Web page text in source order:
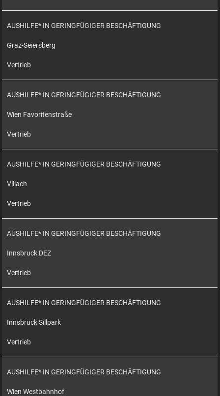
AUSHILFE* IN GERINGFÜGIGER BESCHÄFTIGUNG
Graz-Seiersberg
Vertrieb
AUSHILFE* IN GERINGFÜGIGER BESCHÄFTIGUNG
Wien Favoritenstraße
Vertrieb
AUSHILFE* IN GERINGFÜGIGER BESCHÄFTIGUNG
Villach
Vertrieb
AUSHILFE* IN GERINGFÜGIGER BESCHÄFTIGUNG
Innsbruck DEZ
Vertrieb
AUSHILFE* IN GERINGFÜGIGER BESCHÄFTIGUNG
Innsbruck Sillpark
Vertrieb
AUSHILFE* IN GERINGFÜGIGER BESCHÄFTIGUNG
Wien Westbahnhof